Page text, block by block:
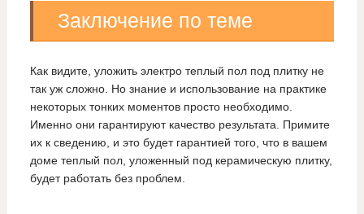
Заключение по теме
Как видите, уложить электро теплый пол под плитку не
так уж сложно. Но знание и использование на практике
некоторых тонких моментов просто необходимо.
Именно они гарантируют качество результата. Примите
их к сведению, и это будет гарантией того, что в вашем
доме теплый пол, уложенный под керамическую плитку,
будет работать без проблем.